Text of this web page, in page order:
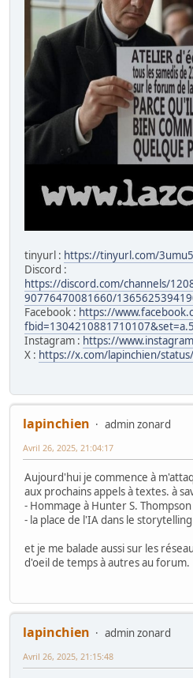
tinyurl : https://tinyurl.com/
Discord :
https://discord.com/channels/
90776470081660/
Facebook : https://
Instagram : https://
X : https://x.com/lapinchien/
lapinchien
admin zonard
Avril 26, 2025, 21:04:17
Aujourd'hui je commence à
aux prochains appels à textes. à
- Hommage à Hunter S. Thompson
- la place de l'IA dans le storytelling
et je me balade aussi sur les
d'oeil de temps à autres au forum.
lapinchien
admin zonard
Avril 26, 2025, 21:15:48